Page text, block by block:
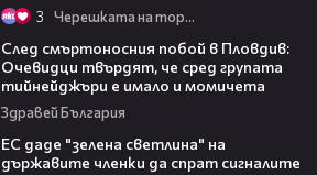
3 Черешката на тортата
След смъртоносния побой в Пловдив:
Очевидци твърдят, че сред групата
тийнейджъри е имало и момичета
Здравей България
ЕС даде "зелена светлина" на
държавите членки да спрат сигналите